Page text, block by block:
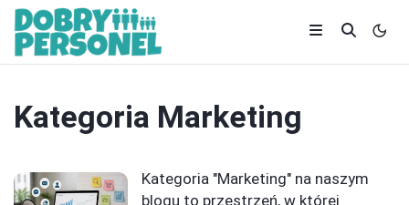
Kategoria Marketing
Kategoria "Marketing" na naszym
blogu to przestrzeń, w której